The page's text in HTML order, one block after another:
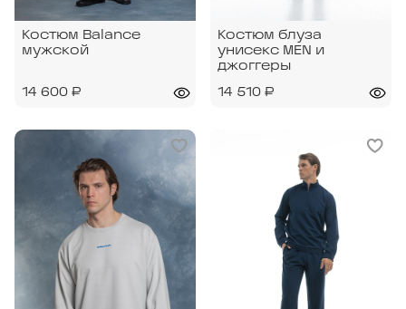
Костюм Balance
мужской
14 600 ₽
Костюм блуза
унисекс MEN и
джоггеры
14 510 ₽